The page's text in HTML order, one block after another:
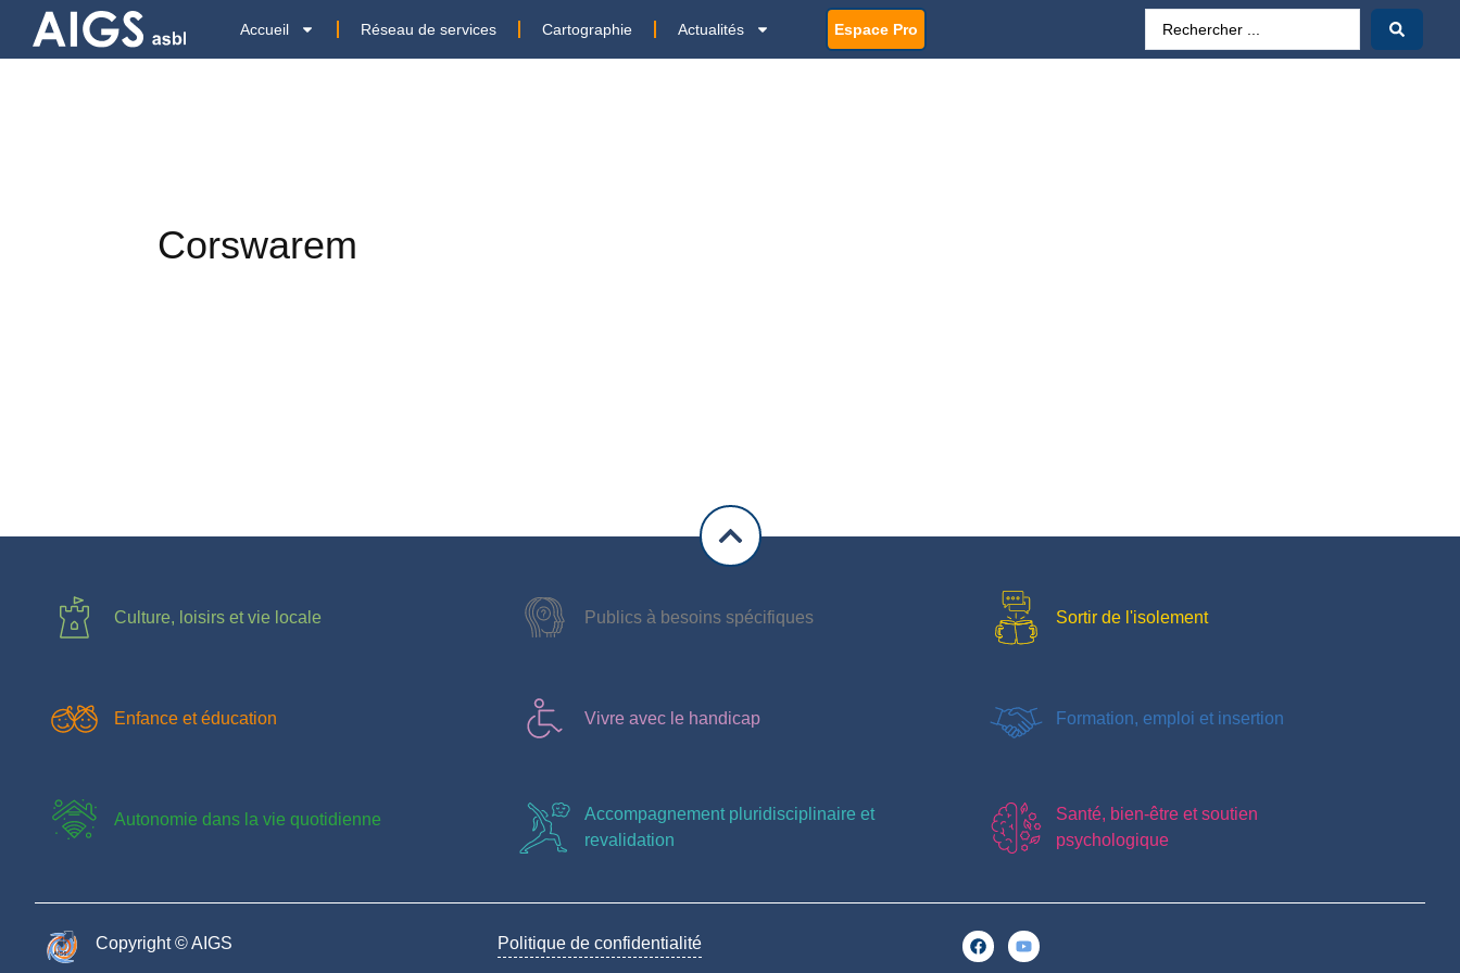
Accueil Réseau de services Cartographie Actualités Espace Pro
Corswarem
Culture, loisirs et vie locale Publics à besoins spécifiques Sortir de l'isolement
Enfance et éducation Vivre avec le handicap Formation, emploi et insertion
Autonomie dans la vie quotidienne
Accompagnement pluridisciplinaire et
revalidation
Santé, bien-être et soutien
psychologique
Copyright © AIGS​ Politique de confidentialité